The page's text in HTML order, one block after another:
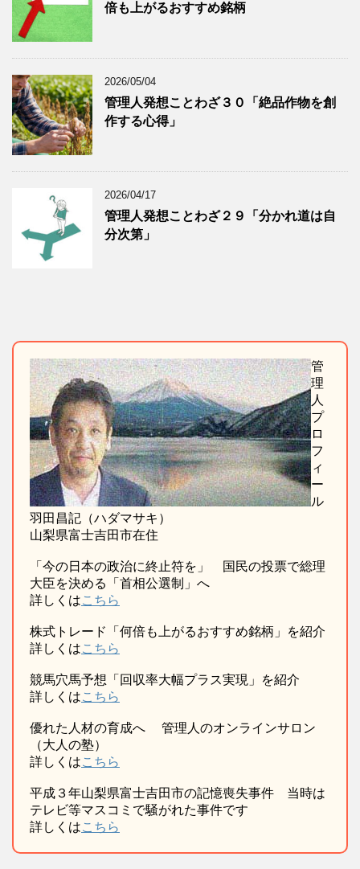
倍も上がるおすすめ銘柄
2026/05/04
管理人発想ことわざ３０「絶品作物を創
作する心得」
2026/04/17
管理人発想ことわざ２９「分かれ道は自
分次第」
管
理
人
プ
ロ
フ
ィ
ー
ル
羽田昌記（ハダマサキ）
山梨県富士吉田市在住
「今の日本の政治に終止符を」 国民の投票で総理
大臣を決める「首相公選制」へ
詳しくはこちら
株式トレード「何倍も上がるおすすめ銘柄」を紹介
詳しくはこちら
競馬穴馬予想「回収率大幅プラス実現」を紹介
詳しくはこちら
優れた人材の育成へ 管理人のオンラインサロン
（大人の塾）
詳しくはこちら
平成３年山梨県富士吉田市の記憶喪失事件 当時は
テレビ等マスコミで騒がれた事件です
詳しくはこちら